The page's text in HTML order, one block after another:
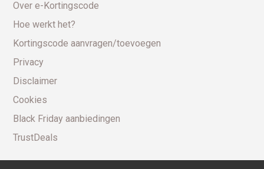
Over e-Kortingscode
Hoe werkt het?
Kortingscode aanvragen/toevoegen
Privacy
Disclaimer
Cookies
Black Friday aanbiedingen
TrustDeals